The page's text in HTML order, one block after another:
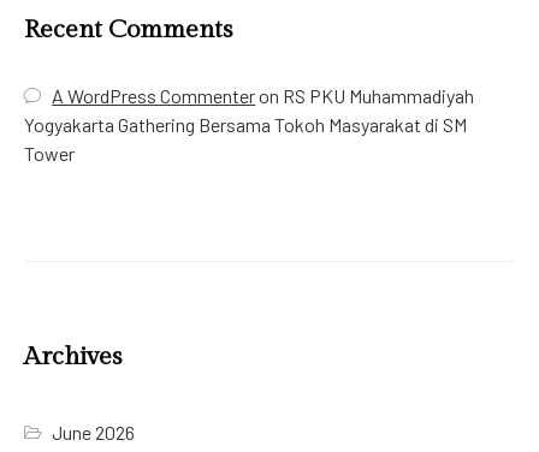
Recent Comments
A WordPress Commenteron RS PKU Muhammadiyah
Yogyakarta Gathering Bersama Tokoh Masyarakat di SM
Tower
Archives
June 2026